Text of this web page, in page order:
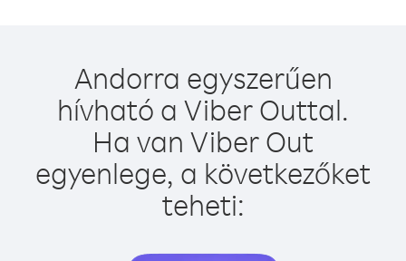
Andorra egyszerűen
hívható a Viber Outtal.
Ha van Viber Out
egyenlege, a következőket
teheti: